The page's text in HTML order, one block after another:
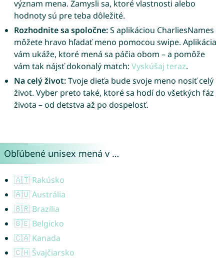
význam mena. Zamysli sa, ktoré vlastnosti alebo
hodnoty sú pre teba dôležité.
Rozhodnite sa spoločne:S aplikáciou CharliesNames
môžete hravo hľadať meno pomocou swipe. Aplikácia
vám ukáže, ktoré mená sa páčia obom – a pomôže
vám tak nájsť dokonalý match: Vyskúšaj teraz.
Na celý život:Tvoje dieťa bude svoje meno nosiť celý
život. Vyber preto také, ktoré sa hodí do všetkých fáz
života – od detstva až po dospelosť.
Obľúbené unisex mená v …
🇦🇹 Rakúsko
🇦🇺 Austrália
🇧🇷 Brazília
🇧🇪 Belgicko
🇨🇦 Kanada
🇨🇭 Švajčiarsko